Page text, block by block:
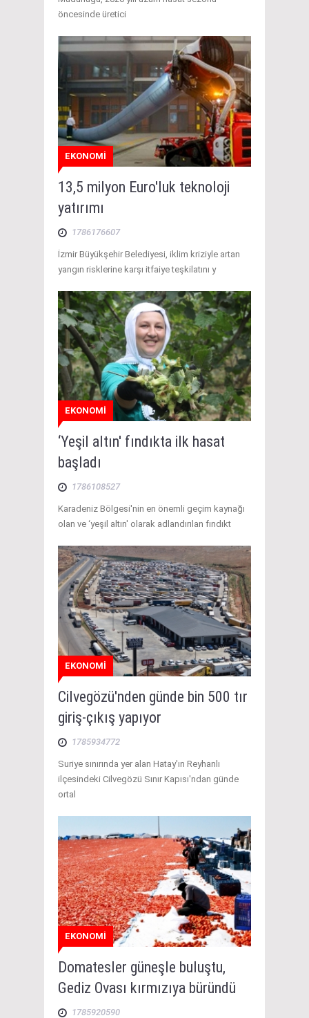
öncesinde üretici
EKONOMİ
13,5 milyon Euro'luk teknoloji
yatırımı
1786176607
İzmir Büyükşehir Belediyesi, iklim kriziyle artan
yangın risklerine karşı itfaiye teşkilatını y
EKONOMİ
‘Yeşil altın' fındıkta ilk hasat
başladı
1786108527
Karadeniz Bölgesi'nin en önemli geçim kaynağı
olan ve ‘yeşil altın' olarak adlandırılan fındıkt
EKONOMİ
Cilvegözü'nden günde bin 500 tır
giriş-çıkış yapıyor
1785934772
Suriye sınırında yer alan Hatay'ın Reyhanlı
ilçesindeki Cilvegözü Sınır Kapısı'ndan günde
ortal
EKONOMİ
Domatesler güneşle buluştu,
Gediz Ovası kırmızıya büründü
1785920590